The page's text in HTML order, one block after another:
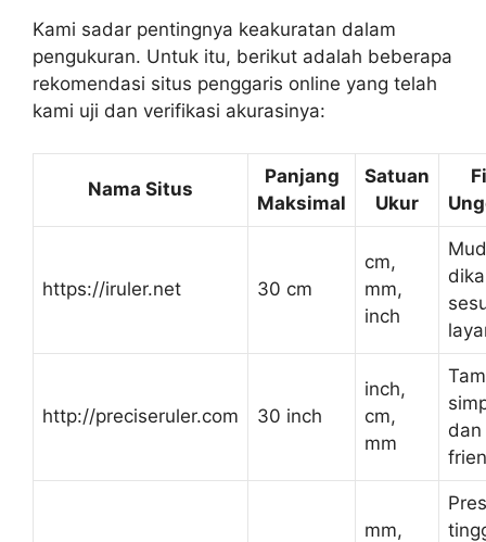
Kami sadar pentingnya keakuratan dalam
pengukuran. Untuk itu, berikut adalah beberapa
rekomendasi situs penggaris online yang telah
kami uji dan verifikasi akurasinya:
Nama Situs
Panjang
Maksimal
Satuan
Ukur
https://iruler.net 30 cm
cm,
mm,
inch
http://preciseruler.com 30 inch
inch,
cm,
mm
mm,